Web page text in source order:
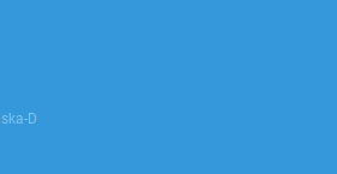
D